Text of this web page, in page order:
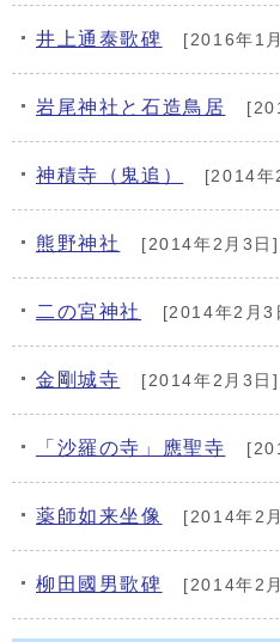
井上通泰歌碑 [2016年1
岩尾神社と石造鳥居
神積寺（鬼追） [2014年
熊野神社 [2014年2月3日]
二の宮神社 [2014年2月3
金剛城寺 [2014年2月3日]
「沙羅の寺」應聖寺
薬師如来坐像 [2014年2
柳田國男歌碑 [2014年2